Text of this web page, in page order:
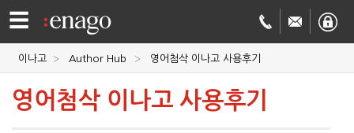
☰
영문
교정
저널
이나고 Author Hub 영어첨삭 이나고 사용후기
영어첨삭 이나고 사용후기